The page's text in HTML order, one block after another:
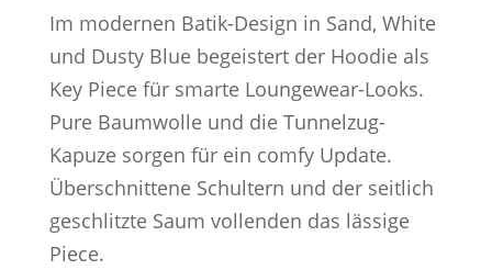
Im modernen Batik-Design in Sand, White
und Dusty Blue begeistert der Hoodie als
Key Piece für smarte Loungewear-Looks.
Pure Baumwolle und die Tunnelzug-
Kapuze sorgen für ein comfy Update.
Überschnittene Schultern und der seitlich
geschlitzte Saum vollenden das lässige
Piece.